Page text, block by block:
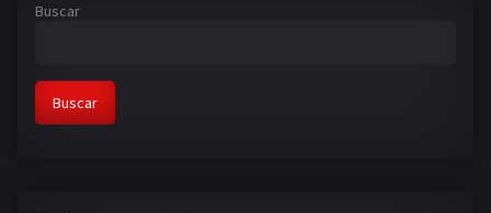
Buscar
Buscar